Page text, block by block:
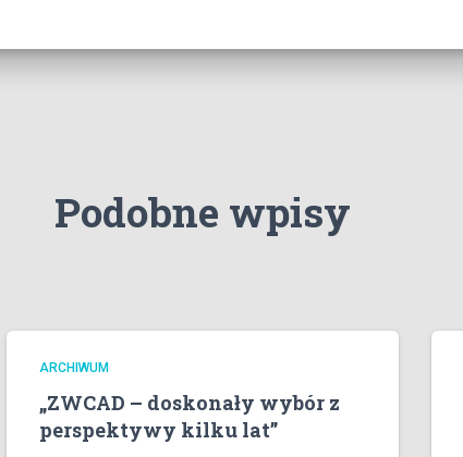
Podobne wpisy
ARCHIWUM
„ZWCAD – doskonały wybór z
perspektywy kilku lat”